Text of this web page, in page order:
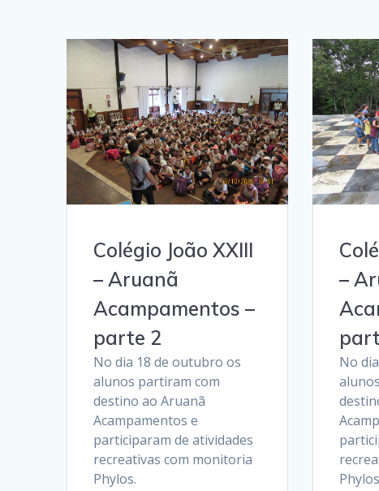
Colégio João XXIII
– Aruanã
Acampamentos –
parte 2
No dia 18 de outubro os
alunos partiram com
destino ao Aruanã
Acampamentos e
participaram de atividades
recreativas com monitoria
Phylos.
–
No